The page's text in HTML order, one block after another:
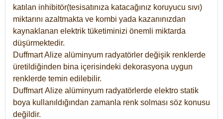
katılan inhibitör(tesisatınıza katacağınız koruyucu sıvı)
miktarını azaltmakta ve kombi yada kazanınızdan
kaynaklanan elektrik tüketiminizi önemli miktarda
düşürmektedir.
Duffmart Alize alüminyum radyatörler değişik renklerde
üretildiğinden bina içerisindeki dekorasyona uygun
renklerde temin edilebilir.
DuffmartAlize alüminyum radyatörlerde elektro statik
boya kullanıldığından zamanla renk solması söz konusu
değildir.